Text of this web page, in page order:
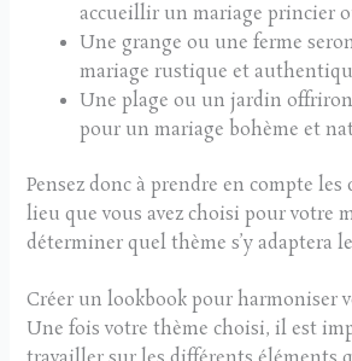
accueillir un mariage princier
Une grange ou une ferme
mariage rustique et
Une plage ou un jardin
pour un mariage bohème et
Pensez donc à prendre en compte
lieu que vous avez choisi pour votre
déterminer quel thème s’y adaptera
Créer un lookbook pour harmoniser
Une fois votre thème choisi, il est